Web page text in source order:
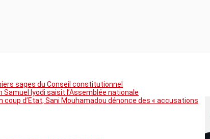
sages du Conseil constitutionnel
Iyodi saisit l’Assemblée nationale
coup d’Etat, Sani Mouhamadou dénonce des « accusations